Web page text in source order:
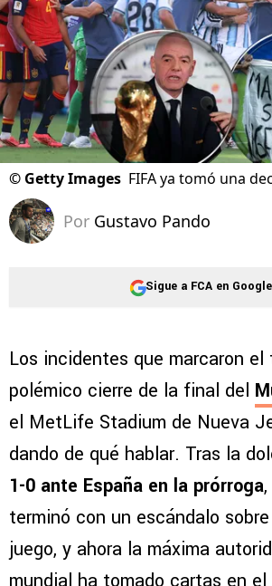
© Getty Images FIFA ya tomó una
Por Gustavo Pando
Sigue a FCA en
Los incidentes que marcaron el
polémico cierre de la final del
el MetLife Stadium de Nueva
dando de qué hablar. Tras la
1-0 ante España en la prórroga
terminó con un escándalo
juego, y ahora la máxima